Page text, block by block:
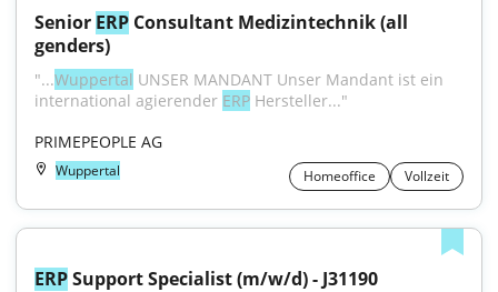
Senior ERP Consultant Medizintechnik (all
genders)
"...Wuppertal UNSER MANDANT Unser Mandant ist ein
international agierender ERP Hersteller..."
PRIMEPEOPLE AG
Wuppertal Homeoffice Vollzeit
ERP Support Specialist (m/w/d) - J31190